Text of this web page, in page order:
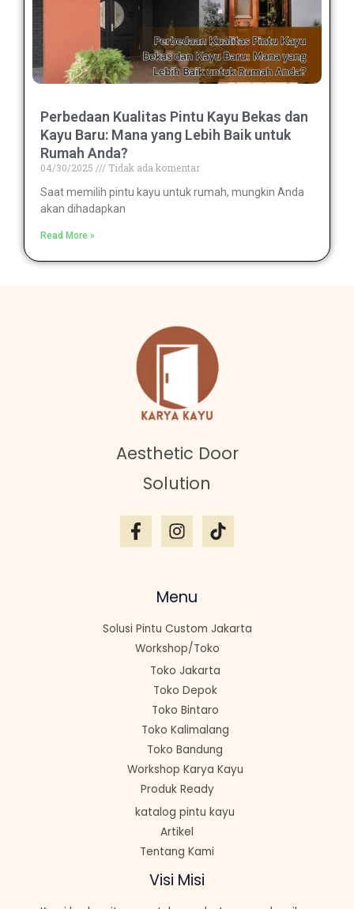
Perbedaan Kualitas Pintu Kayu Bekas dan
Kayu Baru: Mana yang Lebih Baik untuk
Rumah Anda?
04/30/2025
Tidak ada komentar
Saat memilih pintu kayu untuk rumah, mungkin Anda
akan dihadapkan
Read More »
Aesthetic Door
Solution
Menu
Solusi Pintu Custom Jakarta
Workshop/Toko
Toko Jakarta
Toko Depok
Toko Bintaro
Toko Kalimalang
Toko Bandung
Workshop Karya Kayu
Produk Ready
katalog pintu kayu
Artikel
Tentang Kami
Visi Misi